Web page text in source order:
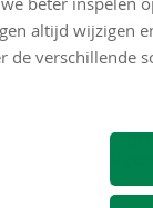
altijd wijzigen
de verschillende